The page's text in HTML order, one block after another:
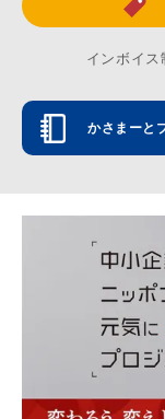
インボイ
かさまーと